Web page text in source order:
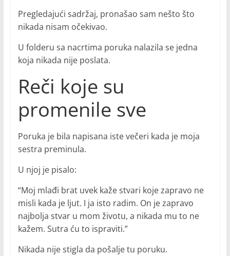
Pregledajući sadržaj, pronašao sam nešto što
nikada nisam očekivao.
U folderu sa nacrtima poruka nalazila se jedna
koja nikada nije poslata.
Reči koje su
promenile sve
Poruka je bila napisana iste večeri kada je moja
sestra preminula.
U njoj je pisalo:
“Moj mlađi brat uvek kaže stvari koje zapravo ne
misli kada je ljut. I ja isto radim. On je zapravo
najbolja stvar u mom životu, a nikada mu to ne
kažem. Sutra ću to ispraviti.”
Nikada nije stigla da pošalje tu poruku.